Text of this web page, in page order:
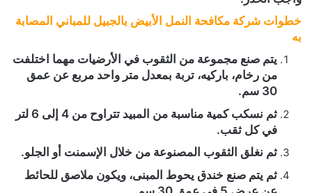
خطوات شركة مكافحة النمل الأبيض بالجبيل للمباني المصابة
به
يتم صنع مجموعة من الثقوب في الأرضيات مهما اختلفت
من رخام، باركيه، تربة بمعدل متر واحد مربع عن عمق
30 سم.
ثم نسكب كمية مناسبة من المبيد تتراوح من 4 إلى 6 لتر
في كل ثقب.
ثم نغلق الثقوب المصنوعة من خلال الإسمنت أو الجلو.
ثم يتم صنع خندق يحوط المبنى، ويكون ملاصق للحائط